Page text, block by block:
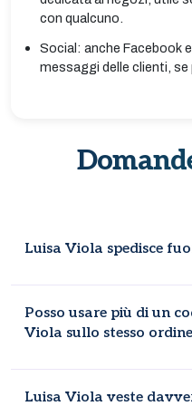
con qualcuno.
Social: anche Facebook
messaggi delle clienti, se
Luisa Viola spedisce
italiano tramite SDA Poste
Posso usare più di un
Viola sullo stesso
scegliere quello che ti fa
Luisa Viola veste